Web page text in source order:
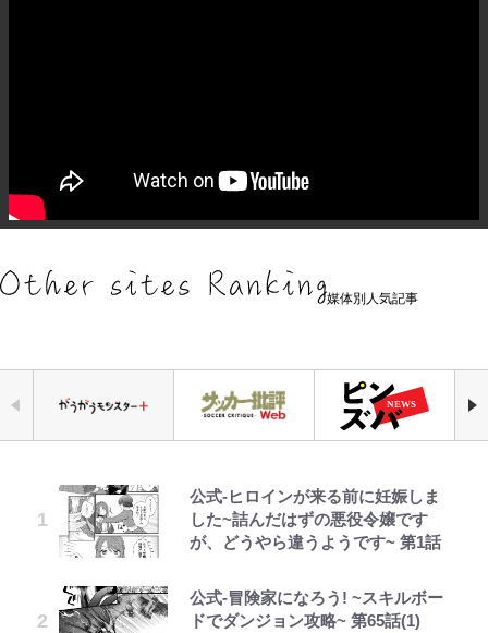
媒体別人気記事
公式-ヒロインが来る前に妊娠しま
した~詰んだはずの悪役令嬢です
が、どうやら違うようです~ 第1話
公式-冒険家になろう! ~スキルボー
ドでダンジョン攻略~ 第65話(1)
｢なんじゃこりゃあああ！｣本田圭
佑の古巣ミラン、漆黒×蛍光レッド
の超絶クールな新サードユニに世界
ゃかっけえわ｣
千葉雄大、ほっそりイケメン近影に
「顔パンパンだったのに」反響 視
聴者が想った激変の納得理由
GLAY・TERU＆PUFFY大貫亜美
の“共演”ショットに「夫婦で写っ
空の轍と大地の雲と 第1回
第3回 出版までの道のり・その2
【キャンプ自己啓発】増えすぎたギ
アを棚卸し！ “ウルトラライト” 目
指した「自分スタイル」再構築でわ
とは
えびめしの流儀
でっかい男になりたいゾ
錦織一清の写真集はなぜ私服なの
か…高級ブランドをやめ等身大の自
分を表現する現在「ちゃんとおじい
藤原紀香が23年間続けるボランテ
「自分の絵ごと、このジャンルはそ
ろそろ終わりかな」江口寿史が炎上
を経て樋口毅宏に語ったこと
1万円超えも「納得のクオリティ」
『この素晴らしい世界に祝福を！』